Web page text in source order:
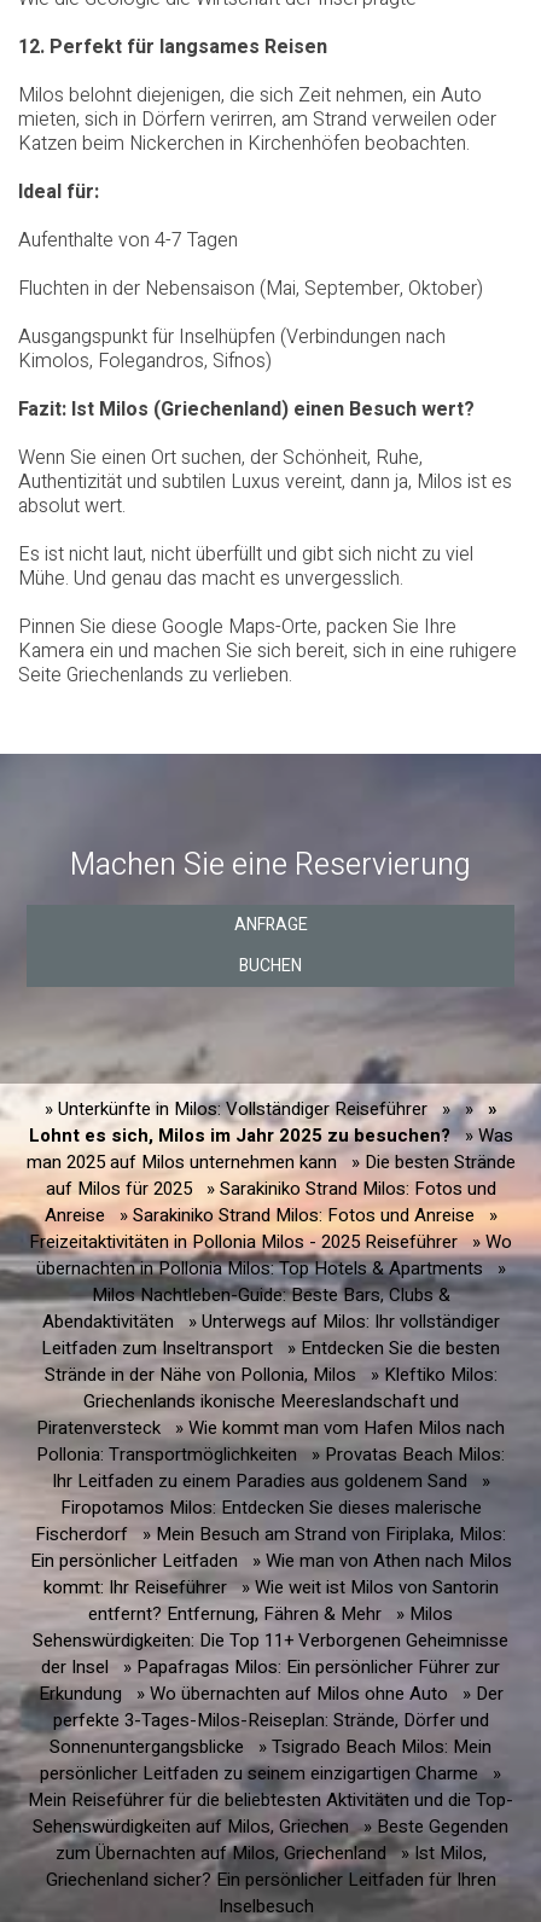
12. Perfekt für langsames Reisen
Milos belohnt diejenigen, die sich Zeit nehmen, ein Auto
mieten, sich in Dörfern verirren, am Strand verweilen oder
Katzen beim Nickerchen in Kirchenhöfen beobachten.
Ideal für:
Aufenthalte von 4-7 Tagen
Fluchten in der Nebensaison (Mai, September, Oktober)
Ausgangspunkt für Inselhüpfen (Verbindungen nach
Kimolos, Folegandros, Sifnos)
Fazit: Ist Milos (Griechenland) einen Besuch wert?
Wenn Sie einen Ort suchen, der Schönheit, Ruhe,
Authentizität und subtilen Luxus vereint, dann ja, Milos ist es
absolut wert.
Es ist nicht laut, nicht überfüllt und gibt sich nicht zu viel
Mühe. Und genau das macht es unvergesslich.
Pinnen Sie diese Google Maps-Orte, packen Sie Ihre
Kamera ein und machen Sie sich bereit, sich in eine ruhigere
Seite Griechenlands zu verlieben.
Machen Sie eine Reservierung
ANFRAGE
BUCHEN
» Unterkünfte in Milos: Vollständiger Reiseführer » » »
Lohnt es sich, Milos im Jahr 2025 zu besuchen? » Was
man 2025 auf Milos unternehmen kann
» Die besten Strände
auf Milos für 2025
» Sarakiniko Strand Milos: Fotos und
Anreise
» Sarakiniko Strand Milos: Fotos und Anreise
»
Freizeitaktivitäten in Pollonia Milos - 2025 Reiseführer » Wo
übernachten in Pollonia Milos: Top Hotels & Apartments »
Milos Nachtleben-Guide: Beste Bars, Clubs &
Abendaktivitäten
» Unterwegs auf Milos: Ihr vollständiger
Leitfaden zum Inseltransport » Entdecken Sie die besten
Strände in der Nähe von Pollonia, Milos
» Kleftiko Milos:
Griechenlands ikonische Meereslandschaft und
Piratenversteck » Wie kommt man vom Hafen Milos nach
Pollonia: Transportmöglichkeiten » Provatas Beach Milos:
Ihr Leitfaden zu einem Paradies aus goldenem Sand
»
Firopotamos Milos: Entdecken Sie dieses malerische
Fischerdorf » Mein Besuch am Strand von Firiplaka, Milos:
Ein persönlicher Leitfaden
» Wie man von Athen nach Milos
kommt: Ihr Reiseführer » Wie weit ist Milos von Santorin
entfernt? Entfernung, Fähren & Mehr » Milos
Sehenswürdigkeiten: Die Top 11+ Verborgenen Geheimnisse
der Insel » Papafragas Milos: Ein persönlicher Führer zur
Erkundung
» Wo übernachten auf Milos ohne Auto
» Der
perfekte 3-Tages-Milos-Reiseplan: Strände, Dörfer und
Sonnenuntergangsblicke
» Tsigrado Beach Milos: Mein
persönlicher Leitfaden zu seinem einzigartigen Charme »
Mein Reiseführer für die beliebtesten Aktivitäten und die Top-
Sehenswürdigkeiten auf Milos, Griechen » Beste Gegenden
zum Übernachten auf Milos, Griechenland » Ist Milos,
Griechenland sicher? Ein persönlicher Leitfaden für Ihren
Inselbesuch